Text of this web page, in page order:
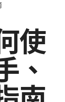
使
、